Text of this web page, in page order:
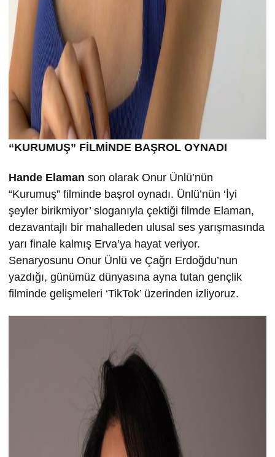
“KURUMUŞ” FİLMİNDE BAŞROL OYNADI
Hande Elaman son olarak Onur Ünlü’nün
“Kurumuş” filminde başrol oynadı. Ünlü’nün ‘İyi
şeyler birikmiyor’ sloganıyla çektiği filmde Elaman,
dezavantajlı bir mahalleden ulusal ses yarışmasında
yarı finale kalmış Erva’ya hayat veriyor.
Senaryosunu Onur Ünlü ve Çağrı Erdoğdu’nun
yazdığı, günümüz dünyasına ayna tutan gençlik
filminde gelişmeleri ‘TikTok’ üzerinden izliyoruz.